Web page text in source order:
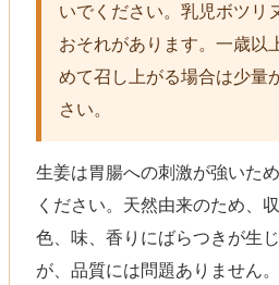
いでください。乳児ボツリ
おそれがあります。一歳以
めて召し上がる場合は少量
さい。
生姜は胃腸への刺激が強いた
ください。天然由来のため、
色、味、香りにばらつきが生
が、品質には問題ありません。